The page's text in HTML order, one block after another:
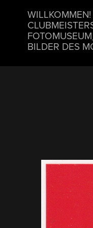
WILLKOMMEN!
BILDER DES